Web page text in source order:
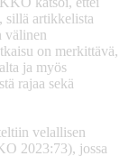
sillä artikkelista
välinen
on merkittävä,
ja myös
rajaa sekä
velallisen
2023:73), jossa